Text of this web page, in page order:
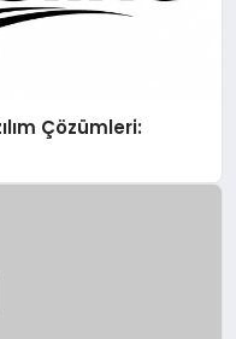
Çözümleri: